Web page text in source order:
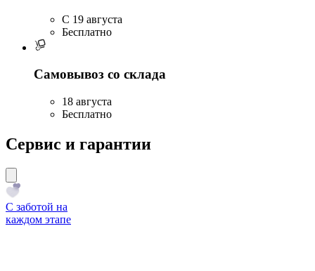
C 19 августа
Бесплатно
Самовывоз со склада
18 августа
Бесплатно
Сервис и гарантии
С заботой на
каждом этапе